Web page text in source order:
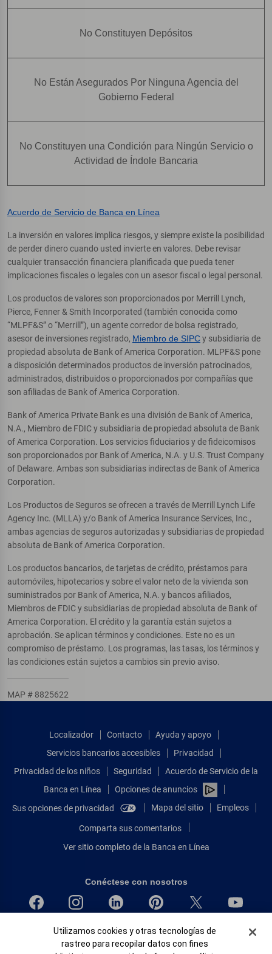
No Constituyen Depósitos
No Están Asegurados Por Ninguna Agencia del
Gobierno Federal
No Constituyen una Condición para Ningún Servicio o
Actividad de Índole Bancaria
Acuerdo de Servicio de Banca en Línea
La inversión en valores implica riesgos, y siempre existe la posibilidad
de perder dinero cuando usted invierte en valores. Debe revisar
cualquier transacción financiera planificada que pueda tener
implicaciones fiscales o legales con un asesor fiscal o legal personal.
Los productos de valores son proporcionados por Merrill Lynch,
Pierce, Fenner & Smith Incorporated (también conocida como
“MLPF&S” o “Merrill”), un agente corredor de bolsa registrado,
asesor de inversiones registrado, Miembro de SIPCy subsidiaria de
propiedad absoluta de Bank of America Corporation. MLPF&S pone
a disposición determinados productos de inversión patrocinados,
administrados, distribuidos o proporcionados por compañías que
son afiliadas de Bank of America Corporation.
Bank of America Private Bank es una división de Bank of America,
N.A., Miembro de FDIC y subsidiaria de propiedad absoluta de Bank
of America Corporation. Los servicios fiduciarios y de fideicomisos
son proporcionados por Bank of America, N.A. y U.S. Trust Company
of Delaware. Ambas son subsidiarias indirectas de Bank of America
Corporation.
Los Productos de Seguros se ofrecen a través de Merrill Lynch Life
Agency Inc. (MLLA) y/o Bank of America Insurance Services, Inc.,
ambas agencias de seguros autorizadas y subsidiarias de propiedad
absoluta de Bank of America Corporation.
Los productos bancarios, de tarjetas de crédito, préstamos para
automóviles, hipotecarios y sobre el valor neto de la vivienda son
suministrados por Bank of America, N.A. y bancos afiliados,
Miembros de FDIC y subsidiarias de propiedad absoluta de Bank of
America Corporation. El crédito y la garantía están sujetos a
aprobación. Se aplican términos y condiciones. Este no es un
compromiso de préstamo. Los programas, las tasas, los términos y
las condiciones están sujetos a cambios sin previo aviso.
MAP # 8825622
Localizador Contacto
Ayuda y apoyo
Servicios bancarios accesibles
Privacidad
Privacidad de los niños
Seguridad
Acuerdo de Servicio de la
Banca en Línea
Opciones de anuncios
Sus opciones de privacidad
Mapa del sitio Empleos
Comparta sus comentarios
Ver sitio completo de la Banca en Línea
Conéctese con nosotros
Bank of America, N.A. Miembro de FDIC.
Igualdad de oportunidades en préstamos para viviendas
Banner de Cookies
Utilizamos cookies y otras tecnologías de
rastreo para recopilar datos con fines